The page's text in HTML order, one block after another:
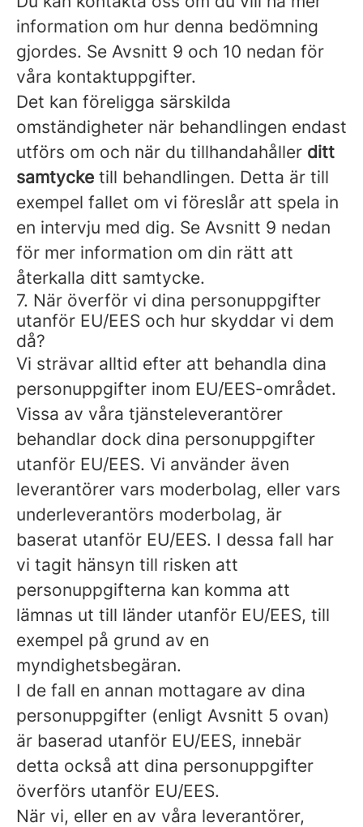
information om hur denna bedömning
gjordes. Se Avsnitt 9 och 10 nedan för
våra kontaktuppgifter.
Det kan föreligga särskilda
omständigheter när behandlingen endast
utförs om och när du tillhandahåller ditt
samtycke till behandlingen. Detta är till
exempel fallet om vi föreslår att spela in
en intervju med dig. Se Avsnitt 9 nedan
för mer information om din rätt att
återkalla ditt samtycke.
7. När överför vi dina personuppgifter
utanför EU/EES och hur skyddar vi dem
då?
Vi strävar alltid efter att behandla dina
personuppgifter inom EU/EES-området.
Vissa av våra tjänsteleverantörer
behandlar dock dina personuppgifter
utanför EU/EES. Vi använder även
leverantörer vars moderbolag, eller vars
underleverantörs moderbolag, är
baserat utanför EU/EES. I dessa fall har
vi tagit hänsyn till risken att
personuppgifterna kan komma att
lämnas ut till länder utanför EU/EES, till
exempel på grund av en
myndighetsbegäran.
I de fall en annan mottagare av dina
personuppgifter (enligt Avsnitt 5 ovan)
är baserad utanför EU/EES, innebär
detta också att dina personuppgifter
överförs utanför EU/EES.
När vi, eller en av våra leverantörer,